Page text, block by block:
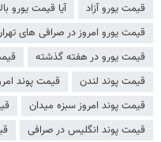
قیمت یورو آزاد
آیا قیمت یورو
قیمت یورو امروز در صرافی های
قیمت یورو در هفته گذشته
قیمت پوند لندن
قیمت پوند
قیمت پوند امروز سبزه میدان
قیمت پوند انگلیس در صرافی